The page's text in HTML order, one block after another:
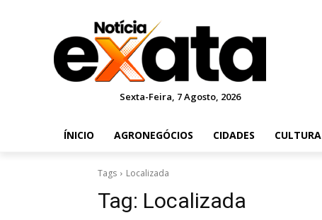
Sexta-Feira, 7 Agosto, 2026
ÍNICIO AGRONEGÓCIOS CIDADES CULTURA
Tags Localizada
Tag: Localizada